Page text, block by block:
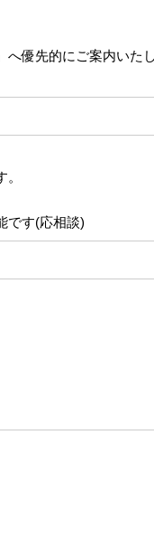
優先的にご案内いた
です(応相談)